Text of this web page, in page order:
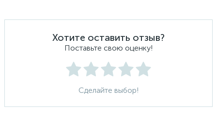
Хотите оставить отзыв?
Поставьте свою оценку!
Сделайте выбор!